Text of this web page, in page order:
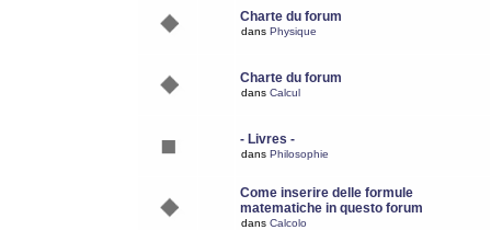
Charte du forum
dans Physique
Charte du forum
dans Calcul
- Livres -
dans Philosophie
Come inserire delle formule
matematiche in questo forum
dans Calcolo